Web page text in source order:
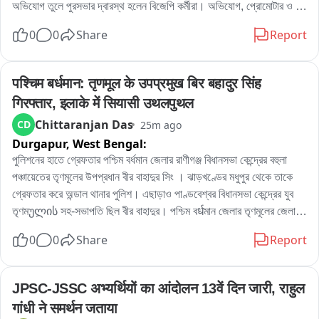
অভিযোগ তুলে পুরসভার দ্বারস্থ হলেন বিজেপি কর্মীরা। অভিযোগ, প্রোমোটার ও
হচ্ছে, বাড়ছে দুর্ঘটনার আশঙ্কাও। বিষয়টি নিয়ে পুরসভায় লিখিত অভিযোগ জমা
এলাকার বিজেপি কর্মী রোহিত দে জানান, এলাকাবাসীর অভিযোগের ভিত্তিতেই তাঁরা
পুরসভায় স্মারকলিপি জমা দিয়েছেন। তাঁর দাবি, নির্মাণসামগ্রী মাসের পর মাস রাস্তার
উপর পড়ে থাকায় রাস্তা কার্যত সরু হয়ে গিয়েছে। বর্ষাকালে বালি ও অন্যান্য সামগ্রী
নিকাশি ব্যবস্থা আটকে দিচ্ছে, ফলে জল জমার সমস্যাও বাড়ছে। রাতের অন্ধকারে
ভারী ডাম্পার ও লরিতে মালপত্র নামানোর ফলে রাস্তারও ক্ষতি হচ্ছে বলে অভিযোগ
করেন তিনি। প্রশাসনের তরফে প্রয়োজনীয় ব্যবস্থা নেওয়ার দাবি জানিয়ে তিনি
বলেন, আইনি পথেই এই সমস্যার সমাধান চান তাঁরা。
অন্যদিকে আর এক বিজেপি কর্মী অভিজিৎ বিশ্বাসের অভিযোগ, দীর্ঘদিন ধরে এই
পরিস্থিতি চললেও কোনও কার্যকর পদক্ষেপ নেওয়া হয়নি। তাঁর দাবি, নির্মাণস্থলে বড়
আশঙ্কা রয়েছে। নিত্যদিন ছোটখাটো দুর্ঘটনাও ঘটছে। 그는 অভিযোগ করেন,
দ্রুত ব্যবস্থা নিয়ে রাস্তা দখলমুক্ত ও নিরাপদ করার আবেদন জানান তিনি。
বিজেপির দাবি, রাস্তা থেকে অবিলম্বে নির্মাণসামগ্রী সরিয়ে স্বাভাবিক যান চলাচল
নিশ্চিত করতে হবে এবং ভবিষ্যতে যাতে জনসাধারণের ভোগান্তি না হয়, সে বিষয়ে
0 0 Share Report
पश्चिम बर्धमान: तृणमूल के उपप्रमुख बिर बहादुर सिंह
गिरफ्तार, इलाके में सियासी उथलपुथल
CD Chittaranjan Das 25m ago
Durgapur, West Bengal:
পুলিশনের হাতে গ্রেফতার পশ্চিম বর্ধমান জেলার রাণীগঞ্জ বিধানসভা কেন্দ্রের বহুলা
পঞ্চায়েতের তৃণমূলের উপপ্রধান বীর বাহাদুর সিং । ঝাড়খণ্ডের মধুপুর থেকে তাকে
গ্রেফতার করে অন্ডাল থানার পুলিশ। এছাড়াও পাণ্ডবেশ্বর বিধানসভা কেন্দ্রের যুব
তৃণমულის সহ-সভাপতি ছিল বীর বাহাদুর। পশ্চিম বर्धমান জেলার তৃণমূলের জেলা
বলেও পরিচিত ছিল এই বীর বাহাদুর। এলাকায় সন্ত্রাস তোলাবাজি সহ একাধিক
0 0 Share Report
JPSC-JSSC अभ्यर्थियों का आंदोलन 13वें दिन जारी, राहुल
गांधी ने समर्थन जताया